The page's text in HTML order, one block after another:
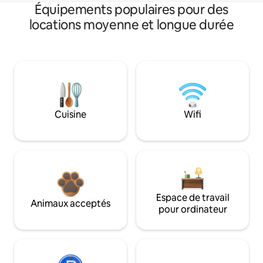
Équipements populaires pour des
locations moyenne et longue durée
Cuisine Wifi
Animaux acceptés
Espace de travail
pour ordinateur